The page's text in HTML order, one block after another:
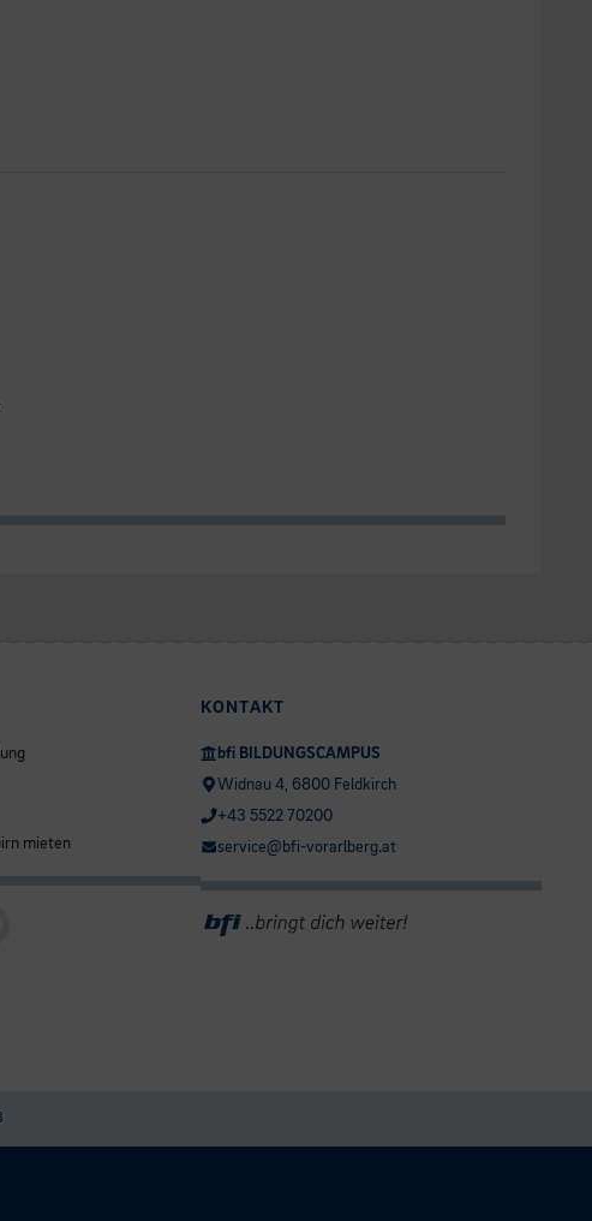
mieten
KONTAKT
bfi BILDUNGSCAMPUS
Widnau 4, 6800 Feldkirch
+43 5522 70200
service@bfi-vorarlberg.at